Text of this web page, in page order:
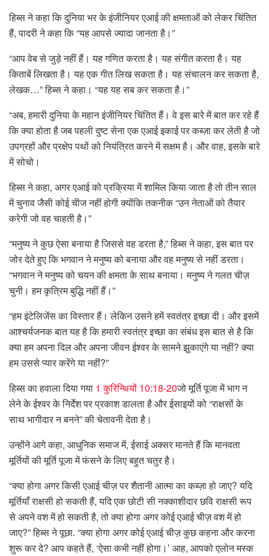
हिब्स ने कहा कि दुनिया भर के इंजीनियर एआई की क्षमताओं को लेकर चिंतित
हैं, पादरी ने कहा कि “यह आपसे ज्यादा जानता है।”
“आप वेब से जुड़े नहीं हैं। यह गणित करता है। यह संगीत करता है। यह
किताबें लिखता है। यह एक गीत लिख सकता है। यह संचालन कर सकता है,
लेखक…” हिब्स ने कहा। “यह यह सब कर सकता है।”
“अब, हमारी दुनिया के महान इंजीनियर चिंतित हैं। वे इस बारे में बात कर रहे हैं
कि क्या होता है जब पहली दुष्ट सेना एक एआई इकाई पर कब्ज़ा कर लेती है जो
उपग्रहों और प्रक्षेप पथों को नियंत्रित करने में सक्षम है। और वाह, इसके बारे
में सोचो।
हिब्स ने कहा, अगर एआई को प्रक्रिया में शामिल किया जाता है तो तीन साल
में चुनाव जैसी कोई चीज नहीं होगी क्योंकि तकनीक “उन नेताओं को तैयार
करेगी जो वह चाहती है।”
“मनुष्य ने कुछ ऐसा बनाया है जिससे वह डरता है,” हिब्स ने कहा, इस बात पर
जोर देते हुए कि भगवान ने मनुष्य को बनाया और वह मनुष्य से नहीं डरता।
“भगवान ने मनुष्य को चयन की क्षमता के साथ बनाया। मनुष्य ने गलत चीज़
चुनी। हम कृत्रिम बुद्धि नहीं हैं।”
“हम इंटेलिजेंस का विस्तार हैं। लेकिन उसने हमें स्वतंत्र इच्छा दी। और इसमें
आश्चर्यजनक बात यह है कि हमारी स्वतंत्र इच्छा का संबंध इस बात से है कि
क्या हम अपना दिल और अपना जीवन ईश्वर के सामने झुकाएंगे या नहीं? क्या
हम उससे प्यार करेंगे या नहीं?”
हिब्स का हवाला दिया गया 1 कुरिन्थियों 10:18-20जो मूर्ति पूजा में भाग न
लेने के ईश्वर के निर्देश पर प्रकाश डालता है और ईसाइयों को “राक्षसों के
साथ भागीदार न बनने” की चेतावनी देता है।
उन्होंने आगे कहा, आधुनिक समाज में, ईसाई अक्सर मानते हैं कि मानवता
मूर्तियों की मूर्ति पूजा में फंसने के लिए बहुत चतुर है।
“क्या होगा अगर किसी एआई चीज़ पर शैतानी आत्मा का कब्ज़ा हो जाए? यदि
मूर्तियाँ राक्षसी हो सकती हैं, यदि एक छोटी सी नक्काशीदार छवि राक्षसी रूप
से अपने वश में हो सकती है, तो क्या होगा अगर कोई एआई चीज़ वश में हो
जाए?” हिब्स ने पूछा. “क्या होगा अगर कोई एआई चीज़ कुछ कहना और करना
शुरू कर दे? आप कहते हैं, ‘ऐसा कभी नहीं होगा।’ आह, आपको एलोन मस्क